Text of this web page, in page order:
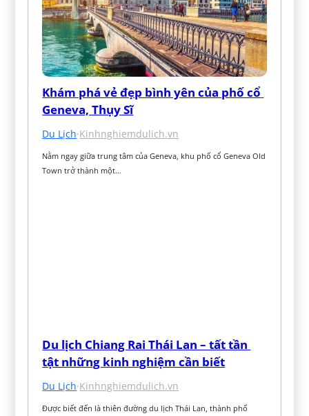
Khám phá vẻ đẹp bình yên của phố cổ
Geneva, Thụy Sĩ
Du Lịch·Kinhnghiemdulich.vn
Nằm ngay giữa trung tâm của Geneva, khu phố cổ Geneva Old
Town trở thành một…
Du lịch Chiang Rai Thái Lan – tất tần
tật những kinh nghiệm cần biết
Du Lịch·Kinhnghiemdulich.vn
Được biết đến là thiên đường du lịch Thái Lan, thành phố